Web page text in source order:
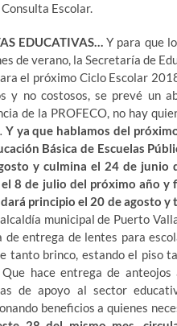
Escolar.
EDUCATIVAS… Y para que
de verano, la Secretaría de
el próximo Ciclo Escolar
y no costosos, se prevé un
de la PROFECO, no hay
Y ya que hablamos del
Básica de Escuelas
y culmina el 24 de junio
8 de julio del próximo año y
principio el 20 de agosto
municipal de Puerto
de entrega de lentes para
tanto brinco, estando el piso
Que hace entrega de
de apoyo al sector
beneficios a quienes